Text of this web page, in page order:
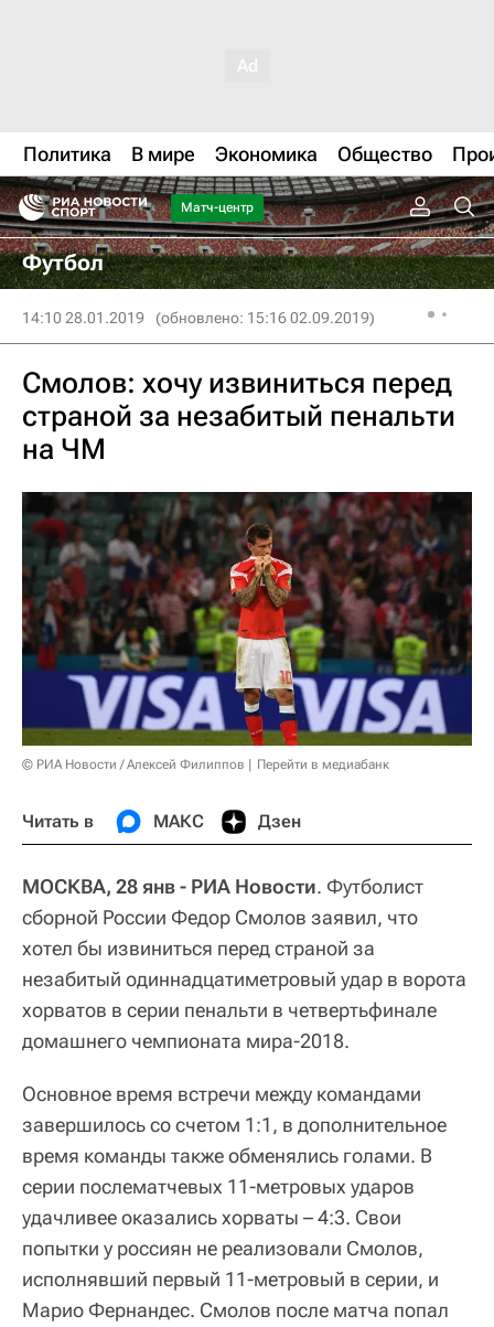
Политика В мире Экономика Общество
Матч-центр
Футбол
14:10 28.01.2019 (обновлено: 15:16 02.09.2019)
Смолов: хочу извиниться перед
страной за незабитый пенальти
на ЧМ
© РИА Новости / Алексей Филиппов Перейти в медиабанк
Читать в МАКС Дзен
МОСКВА, 28 янв - РИА Новости. Футболист
сборной России Федор Смолов заявил, что
хотел бы извиниться перед страной за
незабитый одиннадцатиметровый удар в ворота
хорватов в серии пенальти в четвертьфинале
домашнего чемпионата мира-2018.
Основное время встречи между командами
завершилось со счетом 1:1, в дополнительное
время команды также обменялись голами. В
серии послематчевых 11-метровых ударов
удачливее оказались хорваты – 4:3. Свои
попытки у россиян не реализовали Смолов,
исполнявший первый 11-метровый в серии, и
Марио Фернандес. Смолов после матча попал